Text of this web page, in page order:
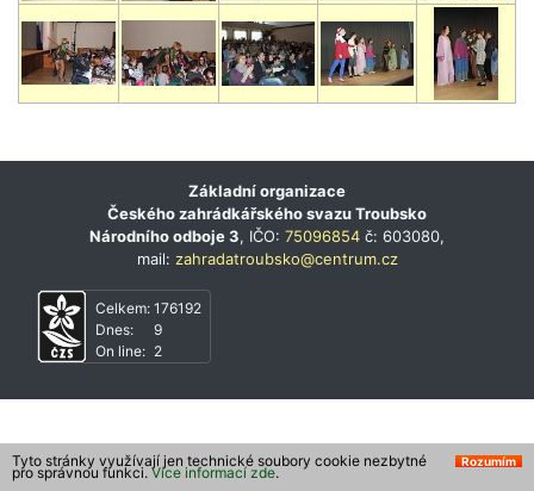
Základní organizace
Českého zahrádkářského svazu Troubsko
Národního odboje 3, IČO: 75096854 č: 603080,
mail: zahradatroubsko@centrum.cz
Celkem:
Dnes:
On line:
176192
9
2
Rozumím
Tyto stránky využívají jen technické soubory cookie nezbytné
pro správnou funkci. Více informací zde.